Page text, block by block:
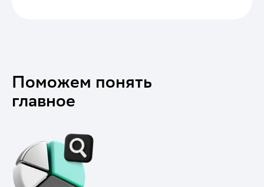
Поможем понять
главное